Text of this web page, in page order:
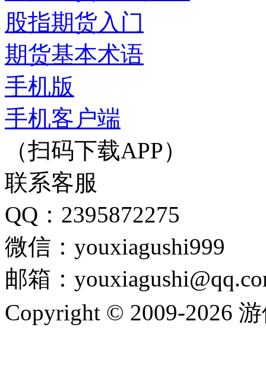
股指期货入门
期货基本术语
手机版
手机客户端
（扫码下载APP）
联系客服
QQ：2395872275
微信：youxiagushi999
邮箱：
Copyright © 2009-2026